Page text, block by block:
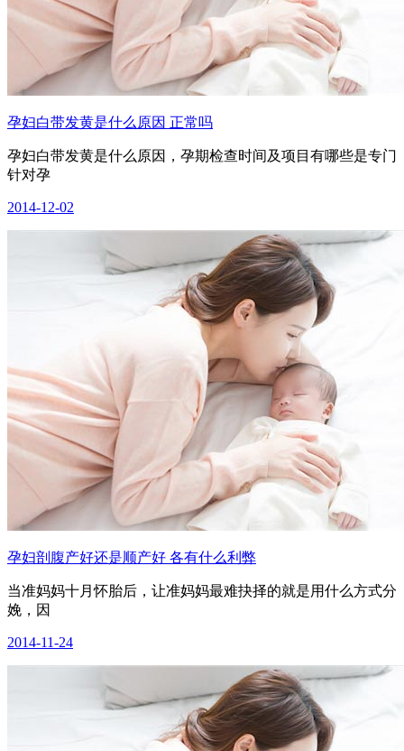
孕妇白带发黄是什么原因 正常吗
孕妇白带发黄是什么原因，孕期检查时间及项目有哪些是专门
针对孕
2014-12-02
孕妇剖腹产好还是顺产好 各有什么利弊
当准妈妈十月怀胎后，让准妈妈最难抉择的就是用什么方式分
娩，因
2014-11-24